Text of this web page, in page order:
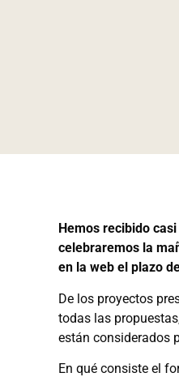
Hemos recibido
celebraremos la
en la web el plazo
De los proyectos
todas las
están considerados
En qué consiste el